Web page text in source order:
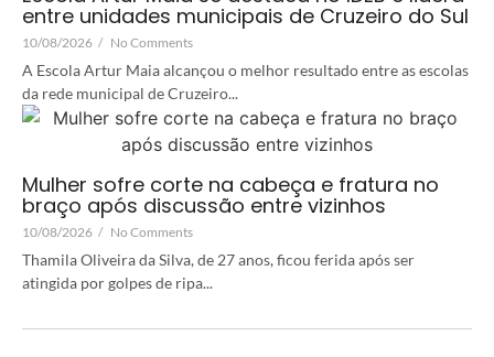
entre unidades municipais de Cruzeiro do Sul
10/08/2026 / No Comments
A Escola Artur Maia alcançou o melhor resultado entre as escolas
da rede municipal de Cruzeiro...
Mulher sofre corte na cabeça e fratura no
braço após discussão entre vizinhos
10/08/2026 / No Comments
Thamila Oliveira da Silva, de 27 anos, ficou ferida após ser
atingida por golpes de ripa...